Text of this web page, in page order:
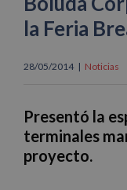
la Feria
28/05/2014 | Noticias
Presentó la
terminales
proyecto.